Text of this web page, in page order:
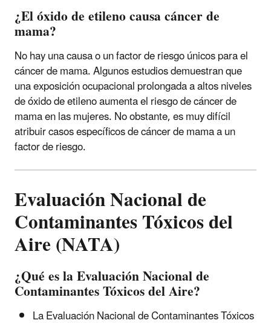
¿El óxido de etileno causa cáncer de
mama?
No hay una causa o un factor de riesgo únicos para el
cáncer de mama. Algunos estudios demuestran que
una exposición ocupacional prolongada a altos niveles
de óxido de etileno aumenta el riesgo de cáncer de
mama en las mujeres. No obstante, es muy difícil
atribuir casos específicos de cáncer de mama a un
factor de riesgo.
Evaluación Nacional de
Contaminantes Tóxicos del
Aire (NATA)
¿Qué es la Evaluación Nacional de
Contaminantes Tóxicos del Aire?
La Evaluación Nacional de Contaminantes Tóxicos